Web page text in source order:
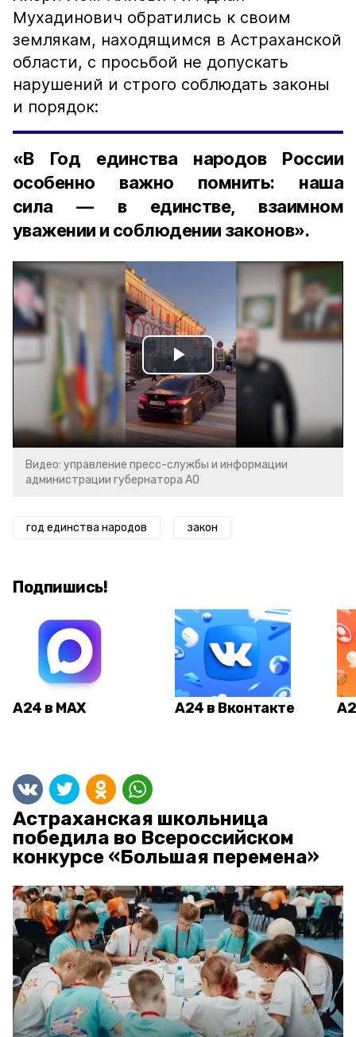
Мухадинович обратились к своим
землякам, находящимся в Астраханской
области, с просьбой не допускать
нарушений и строго соблюдать законы
и порядок:
«В Год единства народов России
особенно важно помнить: наша
сила — в единстве, взаимном
уважении и соблюдении законов».
Play
Video
Видео: управление пресс-службы и информации
администрации губернатора АО
год единства народов закон
Подпишись!
А24 в MAX А24 в Вконтакте
Астраханская школьница
победила во Всероссийском
конкурсе «Большая перемена»